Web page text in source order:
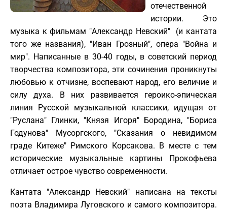
отечественной
истории. Это
музыка к фильмам "Александр Невский" (и кантата
того же названия), "Иван Грозный", опера "Война и
мир". Написанные в 30-40 годы, в советский период
творчества композитора, эти сочинения проникнуты
любовью к отчизне, воспевают народ, его величие и
силу духа. В них развивается героико-эпическая
линия Русской музыкальной классики, идущая от
"Руслана" Глинки, "Князя Игоря" Бородина, "Бориса
Годунова" Мусоргского, "Сказания о невидимом
граде Китеже" Римского Корсакова. В месте с тем
исторические музыкальные картины Прокофьева
отличает острое чувство современности.
Кантата "Александр Невский" написана на тексты
поэта Владимира Луговского и самого композитора.